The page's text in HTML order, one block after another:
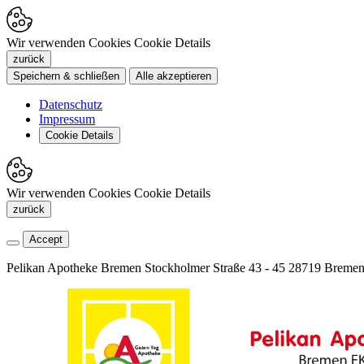
Wir verwenden Cookies Cookie Details
zurück
Speichern & schließen
Alle akzeptieren
Datenschutz
Impressum
Cookie Details
Wir verwenden Cookies Cookie Details
zurück
Accept
Pelikan Apotheke Bremen Stockholmer Straße 43 - 45 28719 Bremen